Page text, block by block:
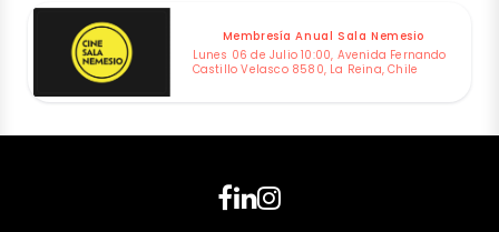
Membresía Anual Sala Nemesio
Lunes 06 de Julio 10:00, Avenida Fernando
Castillo Velasco 8580, La Reina, Chile